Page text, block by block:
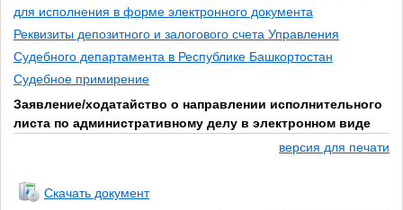
для исполнения в форме электронного документа
Реквизиты депозитного и залогового счета Управления
Судебного департамента в Республике Башкортостан
Судебное примирение
Заявление/ходатайство о направлении исполнительного
листа по административному делу в электронном виде
версия для печати
Скачать документ